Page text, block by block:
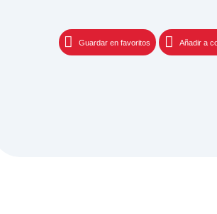
Guardar en favoritos Añadir a